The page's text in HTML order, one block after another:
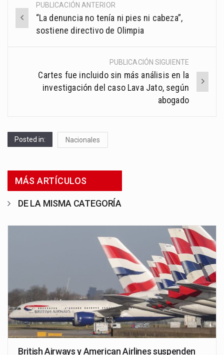
Post
navigation
PUBLICACIÓN ANTERIOR
“La denuncia no tenía ni pies ni cabeza”,
sostiene directivo de Olimpia
PUBLICACIÓN SIGUIENTE
Cartes fue incluido sin más análisis en la
investigación del caso Lava Jato, según
abogado
Posted in: Nacionales
MÁS ARTÍCULOS
DE LA MISMA CATEGORÍA
British Airways y American Airlines suspenden